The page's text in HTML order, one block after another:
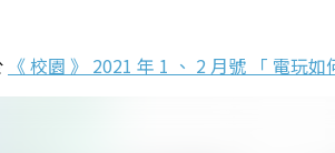
《 校園 》 2021 年 1 、 2 月號 「 電玩